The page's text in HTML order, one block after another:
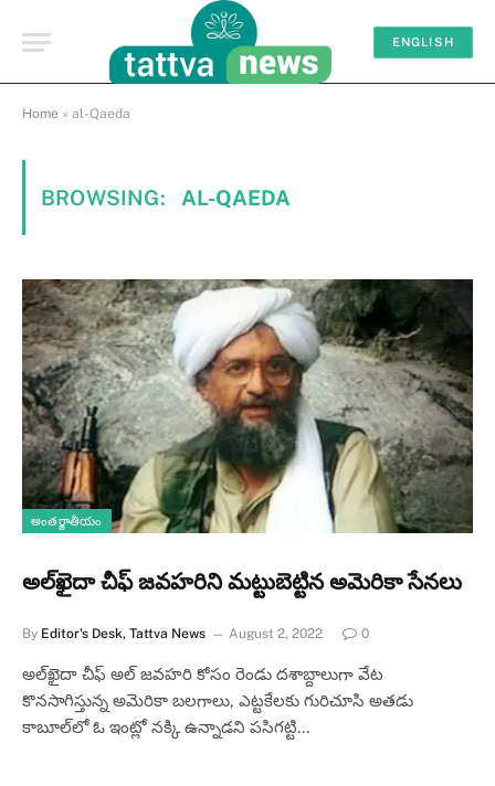
ENGLISH
Home » al-Qaeda
BROWSING: AL-QAEDA
అంతర్జాతీయం
అల్‌ఖైదా చీఫ్ జవహరిని మట్టుబెట్టిన అమెరికా సేనలు
By Editor's Desk, Tattva News August 2, 2022 0
అల్‌ఖైదా చీఫ్ అల్ జవహరి కోసం రెండు దశాబ్దాలుగా వేట
కొనసాగిస్తున్న అమెరికా బలగాలు, ఎట్టకేలకు గురిచూసి అతడు
కాబూల్‌లో ఓ ఇంట్లో నక్కి ఉన్నాడని పసిగట్టి…